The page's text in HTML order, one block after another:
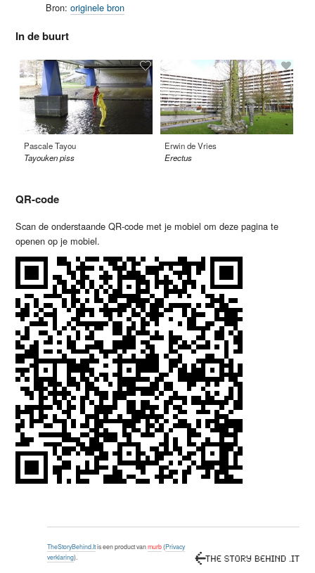
Bron: originele bron
In de buurt
Pascale Tayou
Tayouken piss
Erwin de Vries
Erectus
QR-code
Scan de onderstaande QR-code met je mobiel om deze pagina te
openen op je mobiel.
TheStoryBehind.Itis een product vanmurb(Privacy
verklaring).